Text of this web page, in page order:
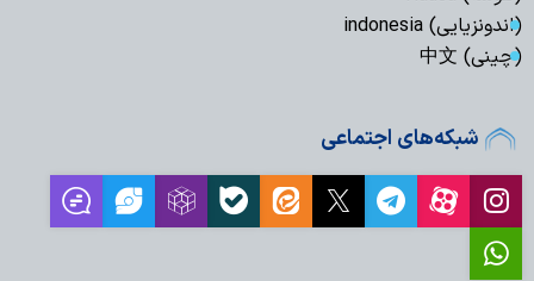
(اندونزیایی) indonesia
(چینی) 中文
شبکه‌های اجتماعی